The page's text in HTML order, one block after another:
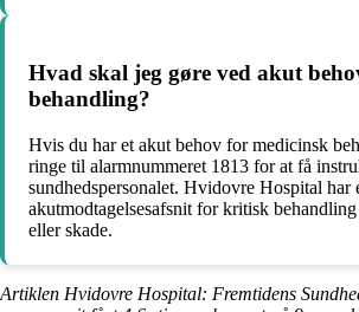
Hvad skal jeg gøre ved akut
behandling?
Hvis du har et akut behov for medicinsk
ringe til alarmnummeret 1813 for at få
sundhedspersonalet. Hvidovre Hospital har
akutmodtagelsesafsnit for kritisk
eller skade.
Artiklen Hvidovre Hospital: Fremtidens